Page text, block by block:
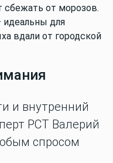
сбежать от морозов.
идеальны для
вдали от городской
и внутренний
РСТ Валерий
спросом